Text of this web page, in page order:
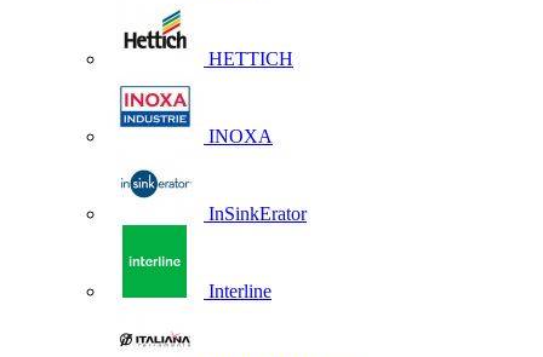
HETTICH
INOXA
InSinkErator
Interline